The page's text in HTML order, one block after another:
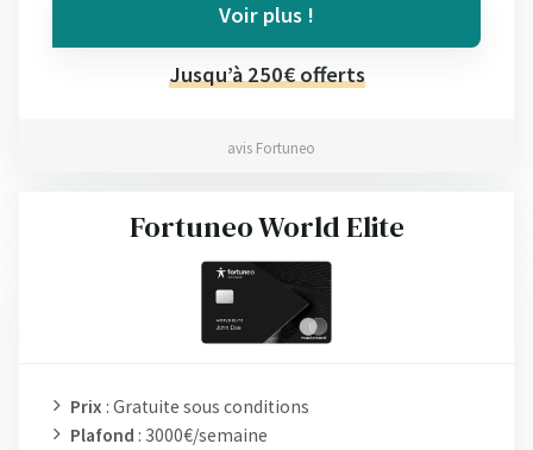
Voir plus !
Jusqu’à 250€ offerts
avis Fortuneo
Fortuneo World Elite
Prix : Gratuite sous conditions
Plafond : 3000€/semaine